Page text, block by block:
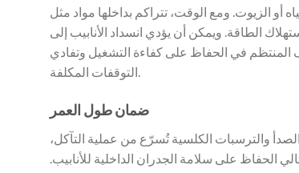
أو الزيوت. ومع الوقت، تتراكم بداخلها مواد مثل
الطاقة. ويمكن أن يؤدي انسداد الأنابيب إلى
في الحفاظ على كفاءة التشغيل وتفادي
التوقفات المكلفة.
ضمان طول العمر
والترسبات الكلسية تُسرّع من عملية التآكل،
الحفاظ على سلامة الجدران الداخلية للأنابيب.